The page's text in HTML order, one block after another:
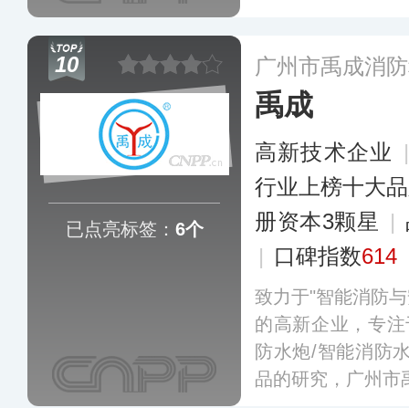
10
已点亮标签： 6个
广州市禹成消
禹成
高新技术企业
行业上榜十大
册资本3颗星
|
| 口碑指数614
致力于"智能消防
的高新企业，专
防水炮/智能消防
品的研究，广州